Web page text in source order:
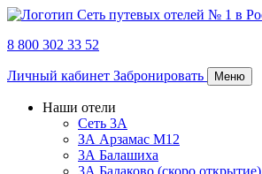
8 800 302 33 52
Личный кабинет Забронировать Меню
Наши отели
Сеть 3А
ЗА Арзамас М12
3А Балашиха
3А Балаково (скоро открытие)